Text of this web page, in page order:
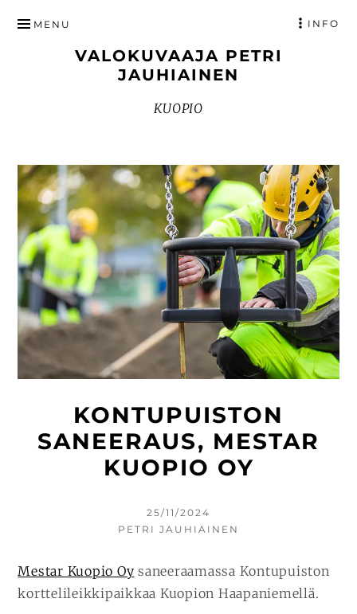
SISÄLTÖÖN
VALOKUVAAJA PETRI
JAUHIAINEN
KUOPIO
MENU INFO
KONTUPUISTON
SANEERAUS, MESTAR
KUOPIO OY
KIRJOITETTU
25/11/2024
KIRJOITTAJA
PETRI JAUHIAINEN
Mestar Kuopio Oy saneeraamassa Kontupuiston
korttelileikkipaikkaa Kuopion Haapaniemellä.